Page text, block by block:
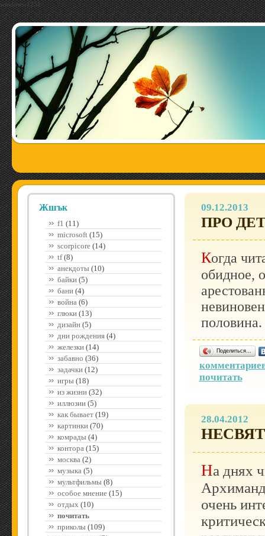
windows-1251
Жшък
f1 (11)
microsoft(15)
scorpicore(14)
tf(8)
анекдоты(10)
байки(5)
бани(4)
война(6)
глюки(13)
дизайн(5)
дни рождения(4)
железки(14)
забавно (36)
задачки(12)
игры(18)
из жизни(32)
иллюзии(5)
как бывает(19)
картинки(70)
комрады(4)
контора(15)
москва(2)
музыка(5)
мультфильмы(8)
особое мнение(15)
отдых (10)
почитать
приколы(109)
09.12.2013
ПРО
Когда читаешь детективное произведение, самое
обидное,
Поделиться…
почитать
28.04.2012
На днях читал тут призанятнейшую книгу
очень